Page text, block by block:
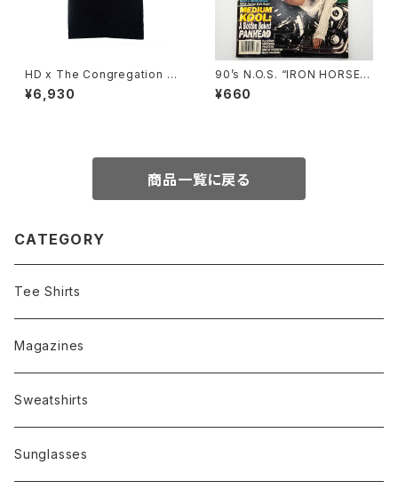
HD x The Congregation Sh
ow 2025 Tee - Black
¥6,930
90’s N.O.S. “IRON HORSE”
magazine #138(Dec.’95 iss
ue)
¥660
商品一覧に戻る
CATEGORY
Tee Shirts
Magazines
Sweatshirts
Sunglasses